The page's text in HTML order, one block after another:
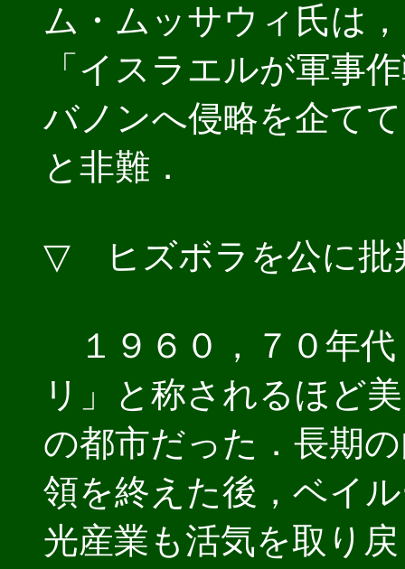
ム・ムッサウィ氏は，
「イスラエルが軍事
バノンへ侵略を企て
と非難．
▽ ヒズボラを公に批
１９６０，７０年代
リ」と称されるほど
の都市だった．長期
領を終えた後，ベイ
光産業も活気を取り